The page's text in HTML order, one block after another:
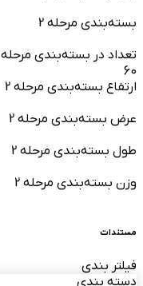
بسته‌بندی مرحله 2
تعداد در بسته‌بندی مرحله 2
60
ارتفاع بسته‌بندی مرحله 2
عرض بسته‌بندی مرحله 2
طول بسته‌بندی مرحله 2
وزن بسته‌بندی مرحله 2
مستندات
فیلتر بندی
دسته بندی